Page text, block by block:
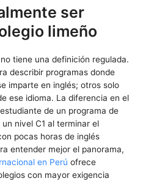
ser
limeño
tiene una definición regulada.
describir programas donde
imparte en inglés; otros solo
ese idioma. La diferencia en el
de un programa de
nivel C1 al terminar el
pocas horas de inglés
entender mejor el panorama,
en Perú ofrece
con mayor exigencia